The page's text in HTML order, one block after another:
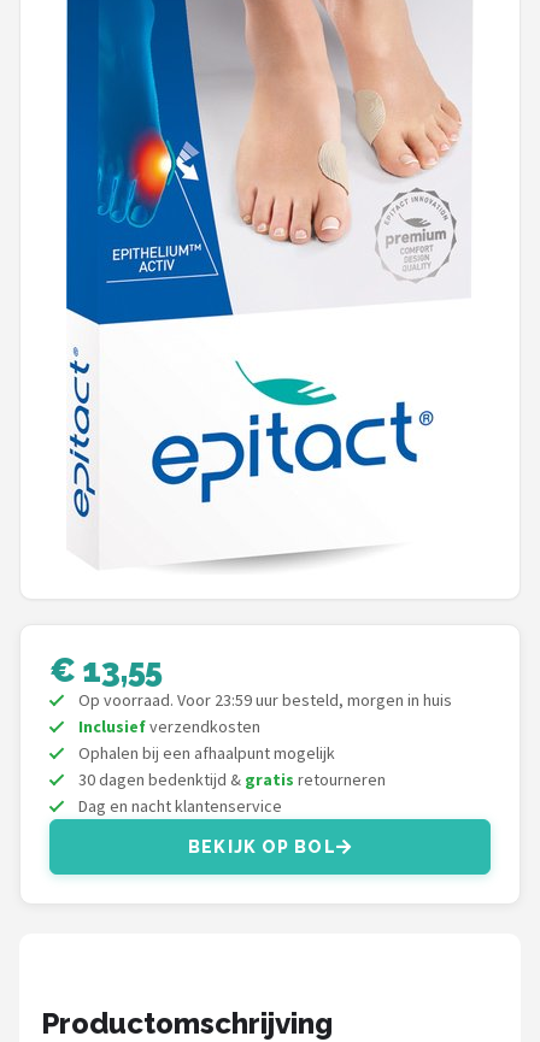
New Looxs
BBB Cycling
Schwalbe
Voltano
Shimano
Cortina
Alle merken →
€ 13,55
Op voorraad. Voor 23:59 uur besteld, morgen in huis
Inclusiefverzendkosten
Ophalen bij een afhaalpunt mogelijk
30 dagen bedenktijd & gratis retourneren
Dag en nacht klantenservice
BEKIJK OP BOL
Productomschrijving